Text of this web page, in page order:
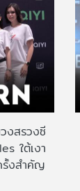
งสรวงซี
ใต้เงา
รั้งสำคัญ